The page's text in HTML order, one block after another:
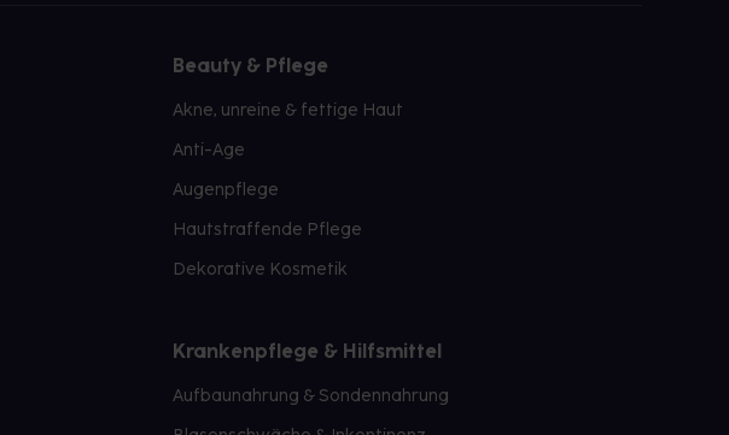
Beauty & Pflege
Akne, unreine & fettige Haut
Anti-Age
Augenpflege
Hautstraffende Pflege
Dekorative Kosmetik
Krankenpflege & Hilfsmittel
Aufbaunahrung & Sondennahrung